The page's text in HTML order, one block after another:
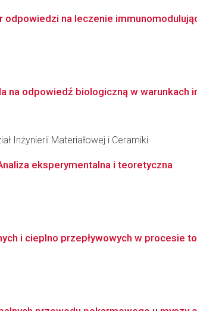
na leczenie
na odpowiedź biologiczną w warunkach
Inżynierii Materiałowej i Ceramiki
eksperymentalna i teoretyczna
i cieplno przepływowych w procesie